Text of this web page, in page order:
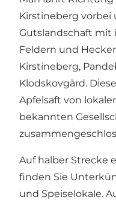
Kirstineberg vorbei
Gutslandschaft mit
Feldern und
Kirstineberg,
Klodskovgård.
Apfelsaft von
bekannten
Auf halber Strecke
finden Sie
und Speiselokale.